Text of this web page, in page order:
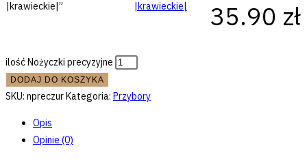
|krawieckie|” 35.90 zł
ilość Nożyczki precyzyjne
DODAJ DO KOSZYKA
SKU: npreczurKategoria: Przybory
Opis
Opinie (0)